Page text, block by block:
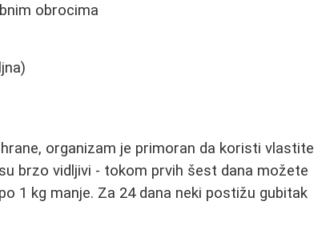
obrocima
organizam je primoran da koristi vlastite
brzo vidljivi - tokom prvih šest dana možete
1 kg manje. Za 24 dana neki postižu gubitak